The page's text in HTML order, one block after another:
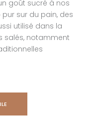
goût sucré à nos
sur du pain, des
utilisé dans la
salés, notamment